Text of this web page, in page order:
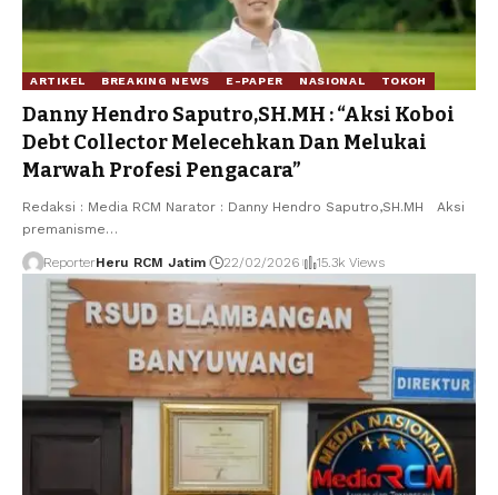
ARTIKEL BREAKING NEWS E-PAPER NASIONAL TOKOH
Danny Hendro Saputro,SH.MH : “Aksi Koboi
Debt Collector Melecehkan Dan Melukai
Marwah Profesi Pengacara”
Redaksi : Media RCM Narator : Danny Hendro Saputro,SH.MH Aksi
premanisme…
ReporterHeru RCM Jatim 22/02/2026 15.3k Views